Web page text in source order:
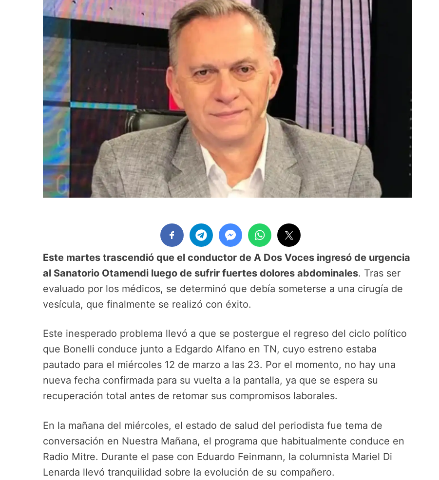
Este martes trascendió que el conductor de A Dos Voces ingresó de urgencia
al Sanatorio Otamendi luego de sufrir fuertes dolores abdominales. Tras ser
evaluado por los médicos, se determinó que debía someterse a una cirugía de
vesícula, que finalmente se realizó con éxito.
Este inesperado problema llevó a que se postergue el regreso del ciclo político
que Bonelli conduce junto a Edgardo Alfano en TN, cuyo estreno estaba
pautado para el miércoles 12 de marzo a las 23. Por el momento, no hay una
nueva fecha confirmada para su vuelta a la pantalla, ya que se espera su
recuperación total antes de retomar sus compromisos laborales.
En la mañana del miércoles, el estado de salud del periodista fue tema de
conversación en Nuestra Mañana, el programa que habitualmente conduce en
Radio Mitre. Durante el pase con Eduardo Feinmann, la columnista Mariel Di
Lenarda llevó tranquilidad sobre la evolución de su compañero.